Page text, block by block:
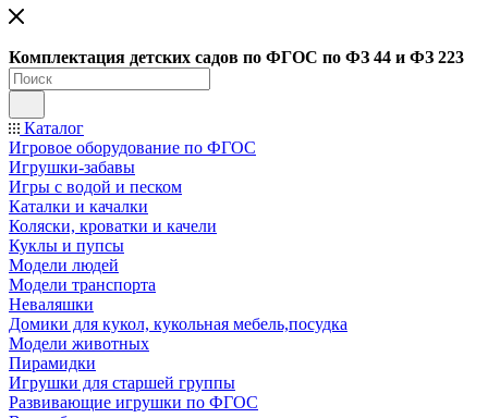
Комплектация детских садов по ФГОC по ФЗ 44 и ФЗ 223
Каталог
Игровое оборудование по ФГОС
Игрушки-забавы
Игры с водой и песком
Каталки и качалки
Коляски, кроватки и качели
Куклы и пупсы
Модели людей
Модели транспорта
Неваляшки
Домики для кукол, кукольная мебель,посудка
Модели животных
Пирамидки
Игрушки для старшей группы
Развивающие игрушки по ФГОС